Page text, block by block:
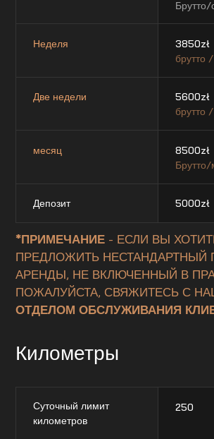
Брутто/
Неделя 3850zł
брутто
Две недели 5600zł
брутто
месяц 8500zł
Депозит 5000zł
*ПРИМЕЧАНИЕ - ЕСЛИ ВЫ
ПРЕДЛОЖИТЬ НЕСТАНДАРТНЫЙ
АРЕНДЫ, НЕ ВКЛЮЧЕННЫЙ В
ПОЖАЛУЙСТА, СВЯЖИТЕСЬ С
ОТДЕЛОМ ОБСЛУЖИВАНИЯ
Километры
Суточный лимит
километров
250